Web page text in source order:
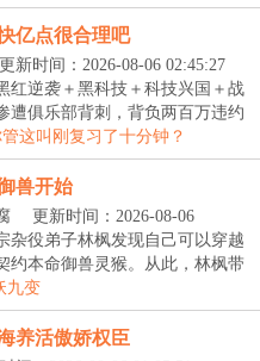
亿点很合理吧
更新时间：2026-08-06 02:45:27
红逆袭＋黑科技＋科技兴国＋战
遭俱乐部背刺，背负两百万违约
这叫刚复习了十分钟？
兽开始
更新时间：2026-08-06
杂役弟子林枫发现自己可以穿越
约本命御兽灵猴。从此，林枫带
九变
养活傲娇权臣